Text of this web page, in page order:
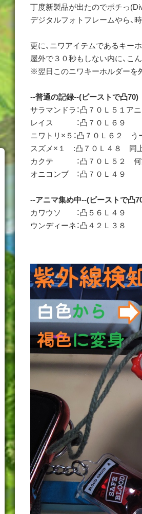
丁度新製品が出たのでポチっ
デジタルフォトフレームやら、
更に、ニワアイテムであるキー
屋外で３０秒もしない内に、こ
※翌日このニワキーホルダー
--普通の記録--(ビーストで凸70)
サラマンドラ：凸７０Ｌ５１ア
レイス ：凸７０Ｌ６９
ニワトリ×５：凸７０Ｌ６２ う
スズメ×１ :凸７０Ｌ４８ 同
カクテ ：凸７０Ｌ５２ 何
オニコンブ ：凸７０Ｌ４９
--アニマ集め中--(ビーストで凸
カワウソ ：凸５６Ｌ４９
ウンディーネ：凸４２Ｌ３８